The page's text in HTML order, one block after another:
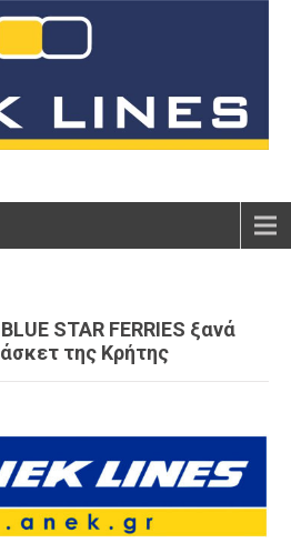
STAR FERRIES ξανά
της Κρήτης